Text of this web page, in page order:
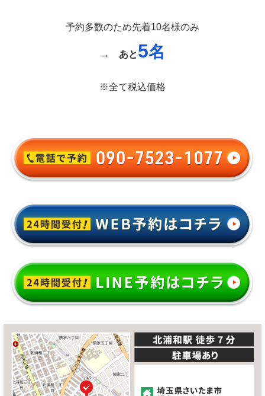
予約多数のため先着10名様のみ
→ あと5名
※全て税込価格